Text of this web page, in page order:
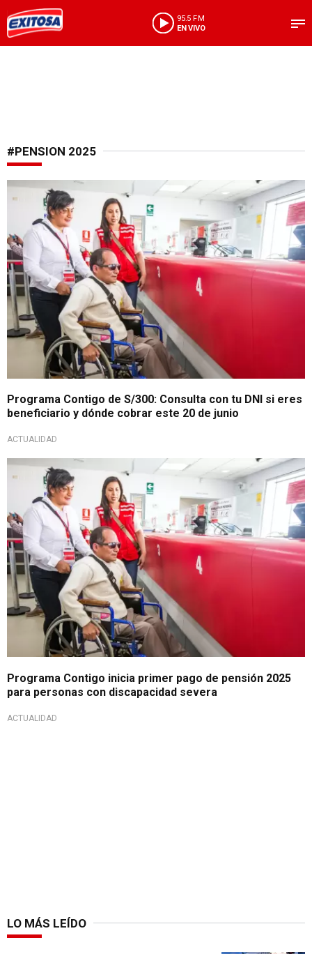
95.5 FM
EN VIVO
#PENSION 2025
Pago del tercer padrón
Programa Contigo de S/300: Consulta con tu DNI si eres
beneficiario y dónde cobrar este 20 de junio
ACTUALIDAD
Apoyo económico
Programa Contigo inicia primer pago de pensión 2025
para personas con discapacidad severa
ACTUALIDAD
LO MÁS LEÍDO